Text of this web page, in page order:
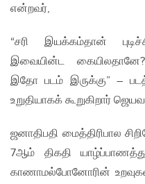
என்றவர்,
“சரி இயக்கம்தான்
இவையின்ட
இதோ படம் இருக்கு” –
உறுதியாகக் கூறுகிறார்
ஜனாதிபதி மைத்திரிபால
7ஆம் திகதி
காணாமல்போனோரின்